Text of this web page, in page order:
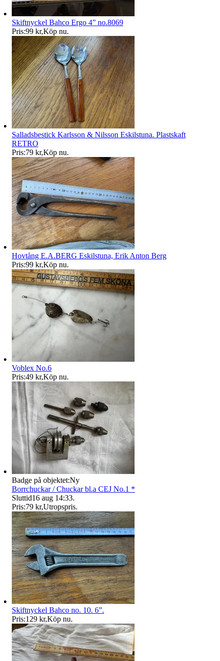
Skiftnyckel Bahco Ergo 4” no.8069
Pris:99 kr,Köp nu.
Salladsbestick Karlsson & Nilsson Eskilstuna. Plastskaft
RETRO
Pris:79 kr,Köp nu.
Hovtång E.A.BERG Eskilstuna, Erik Anton Berg
Pris:99 kr,Köp nu.
Voblex No.6
Pris:49 kr,Köp nu.
Badge på objektet:Ny
Borrchuckar / Chuckar bl.a CEJ No.1 *
Sluttid16 aug 14:33.
Pris:79 kr,Utropspris.
Skiftnyckel Bahco no. 10. 6”.
Pris:129 kr,Köp nu.